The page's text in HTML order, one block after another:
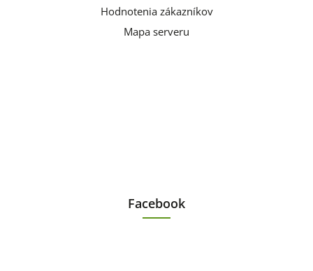
Hodnotenia zákazníkov
Mapa serveru
Facebook